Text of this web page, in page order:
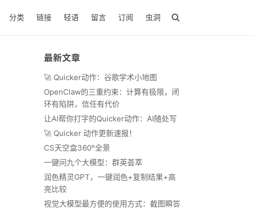
分类 链接 轻语 留言 订阅 虫洞
最新文章
🚀 Quicker动作：谷歌学术小地图
OpenClaw的三重约束：计算有极限，闭
环有陷阱，信任有代价
让AI帮你打字的Quicker动作：AI随处写
🚀 Quicker 动作更新速报！
CS天空盒360°全景
一键问九个大模型：群英荟萃
润色精灵GPT，一键润色+复制结果+高
亮比较
视觉大模型最方便的使用方式：截图瞬答